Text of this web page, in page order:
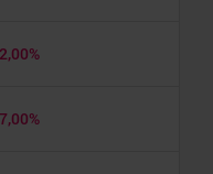
2,00%
7,00%